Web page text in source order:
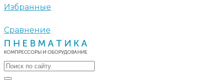
Избранные
Сравнение